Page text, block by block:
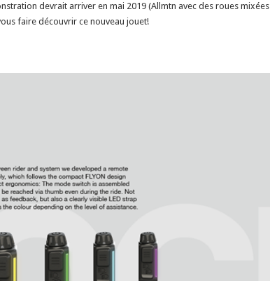
devrait arriver en mai 2019 (Allmtn avec des roues mixées
faire découvrir ce nouveau jouet!